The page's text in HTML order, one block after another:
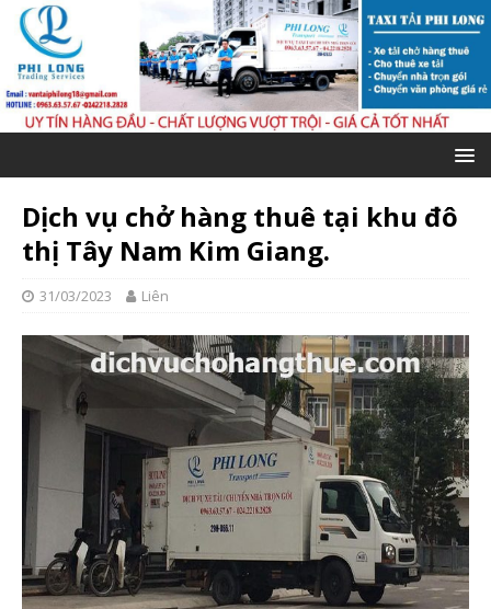
Dịch vụ chở hàng thuê tại khu đô
thị Tây Nam Kim Giang.
31/03/2023 Liên